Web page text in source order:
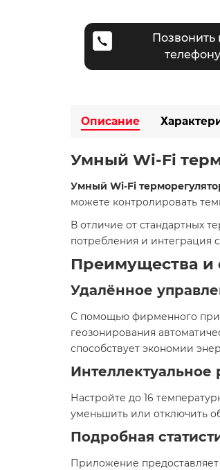
Позвонить
телефону
Описание
Умный Wi-Fi
Умный Wi-Fi
можете контролировать
В отличие от стандартных
потребления и интеграция
Преимущества и
Удалённое
С помощью фирменного
геозонирования
способствует экономии
Настройте до 16
уменьшить или отключить
Подробная
Приложение